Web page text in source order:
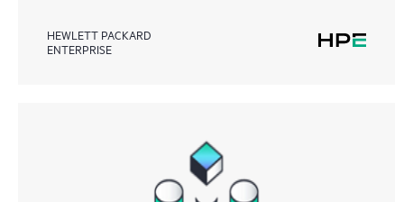
HEWLETT PACKARD
ENTERPRISE